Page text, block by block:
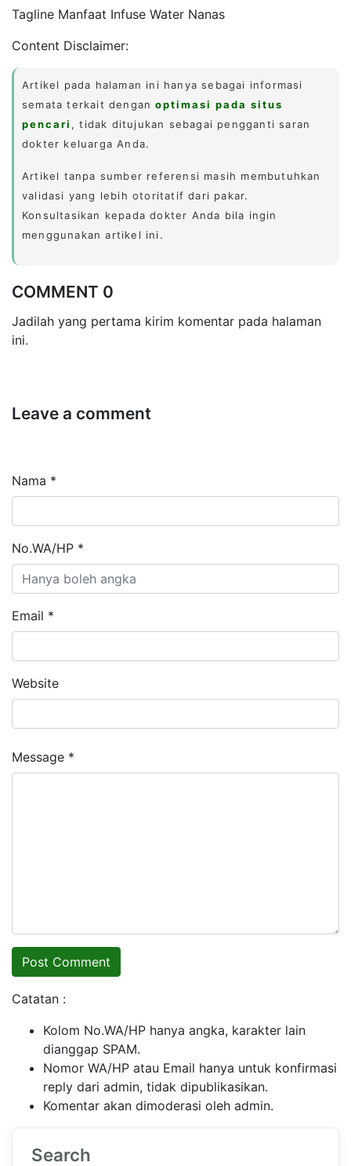
Tagline Manfaat Infuse Water Nanas
Content Disclaimer:
Artikel pada halaman ini hanya sebagai informasi
semata terkait denganoptimasi pada situs
pencari , tidak ditujukan sebagai pengganti saran
dokter keluarga Anda.
Artikel tanpa sumber referensi masih membutuhkan
validasi yang lebih otoritatif dari pakar.
Konsultasikan kepada dokter Anda bila ingin
menggunakan artikel ini.
COMMENT 0
Jadilah yang pertama kirim komentar pada halaman
ini.
Leave a comment
Nama *
No.WA/HP *
Email *
Website
Message *
Catatan :
Kolom No.WA/HP hanya angka, karakter lain
dianggap SPAM.
Nomor WA/HP atau Email hanya untuk konfirmasi
reply dari admin, tidak dipublikasikan.
Komentar akan dimoderasi oleh admin.
Search